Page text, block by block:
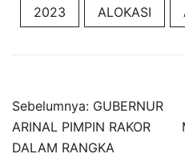
2023
ALOKASI
Navigasi
pos
Sebelumnya: GUBERNUR
ARINAL PIMPIN RAKOR
DALAM RANGKA